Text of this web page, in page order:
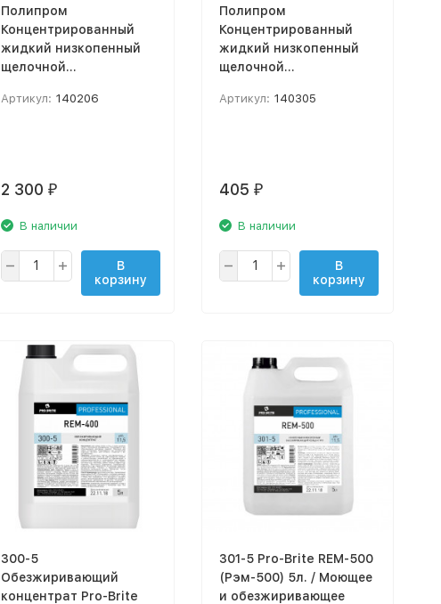
Полипром
Концентрированный
жидкий низкопенный
щелочной
обезжириватель / 5 л
Артикул: 140206
2 300 ₽
В наличии
В
корзину
Полипром
Концентрированный
жидкий низкопенный
щелочной
обезжириватель / 1 л
Артикул: 140305
405 ₽
В наличии
В
корзину
300-5
Обезжиривающий
концентрат Pro-Brite
301-5 Pro-Brite REM-500
(Рэм-500) 5л. / Моющее
и обезжиривающее